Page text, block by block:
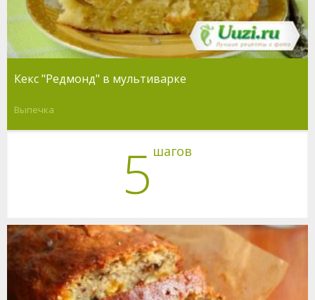
Кекс "Редмонд" в мультиварке
Выпечка
5 шагов